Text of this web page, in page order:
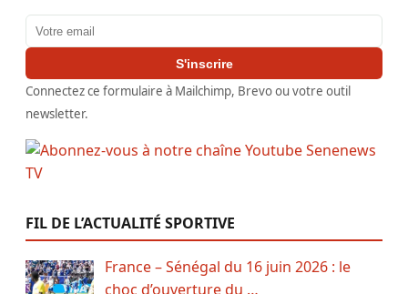
Adresse email
S'inscrire
Connectez ce formulaire à Mailchimp, Brevo ou votre outil
newsletter.
FIL DE L’ACTUALITÉ SPORTIVE
France – Sénégal du 16 juin 2026 : le
choc d’ouverture du …